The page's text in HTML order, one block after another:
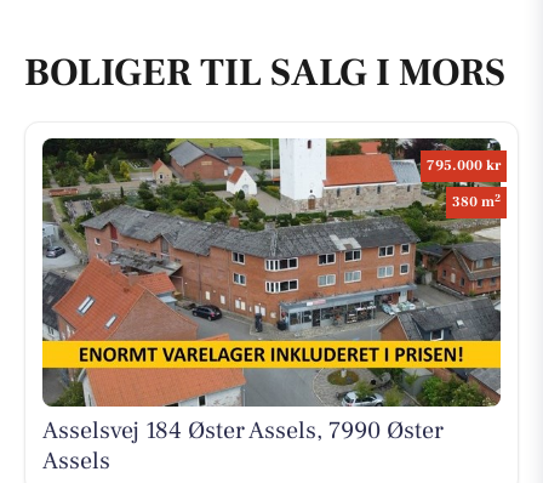
BOLIGER TIL SALG I MORS
795.000 kr
380 m2
Asselsvej 184 Øster Assels, 7990 Øster
Assels